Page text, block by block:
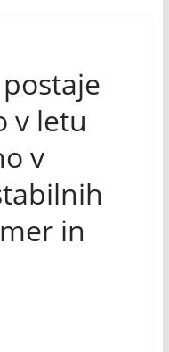
v letu
v
in